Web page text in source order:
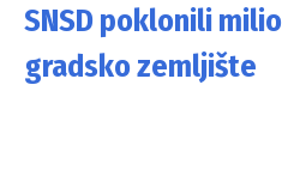
SNSD poklonili
gradsko zemljište